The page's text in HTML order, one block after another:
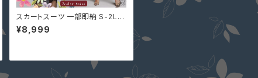
スカートスーツ 一部即納 S-2L
黒 白 ツーピース 上下セット 長袖
袖あり 2点セット 配カラー u1599
式 二次会
¥8,999